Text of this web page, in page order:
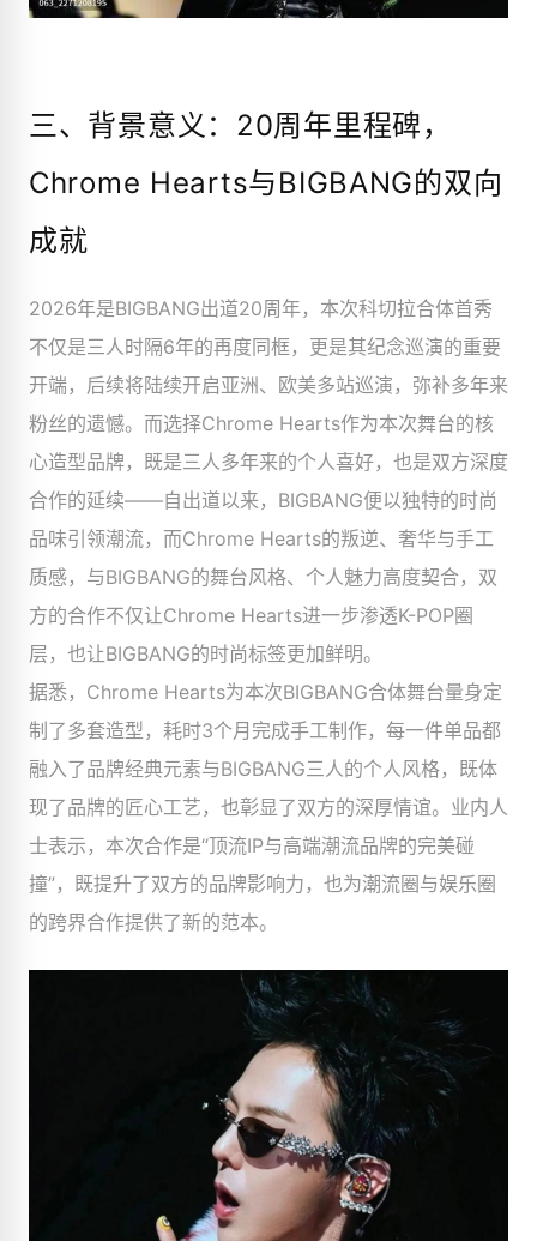
三、背景意义：20周年里程碑，
Chrome Hearts与BIGBANG的双向
成就
2026年是BIGBANG出道20周年，本次科切拉合体首秀
不仅是三人时隔6年的再度同框，更是其纪念巡演的重要
开端，后续将陆续开启亚洲、欧美多站巡演，弥补多年来
粉丝的遗憾。而选择Chrome Hearts作为本次舞台的核
心造型品牌，既是三人多年来的个人喜好，也是双方深度
合作的延续——自出道以来，BIGBANG便以独特的时尚
品味引领潮流，而Chrome Hearts的叛逆、奢华与手工
质感，与BIGBANG的舞台风格、个人魅力高度契合，双
方的合作不仅让Chrome Hearts进一步渗透K-POP圈
层，也让BIGBANG的时尚标签更加鲜明。
据悉，Chrome Hearts为本次BIGBANG合体舞台量身定
制了多套造型，耗时3个月完成手工制作，每一件单品都
融入了品牌经典元素与BIGBANG三人的个人风格，既体
现了品牌的匠心工艺，也彰显了双方的深厚情谊。业内人
士表示，本次合作是“顶流IP与高端潮流品牌的完美碰
撞”，既提升了双方的品牌影响力，也为潮流圈与娱乐圈
的跨界合作提供了新的范本。